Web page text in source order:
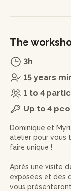
The
3h
15 years
1 to 4
Up to 4
Dominique et
atelier pour vous
faire unique !
Après une visite
exposées et des
vous